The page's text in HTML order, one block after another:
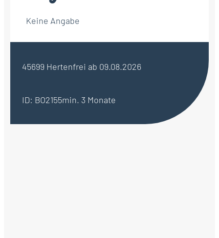
Keine Angabe
45699 Hertenfrei ab 09.08.2026
ID: BO2155min. 3 Monate